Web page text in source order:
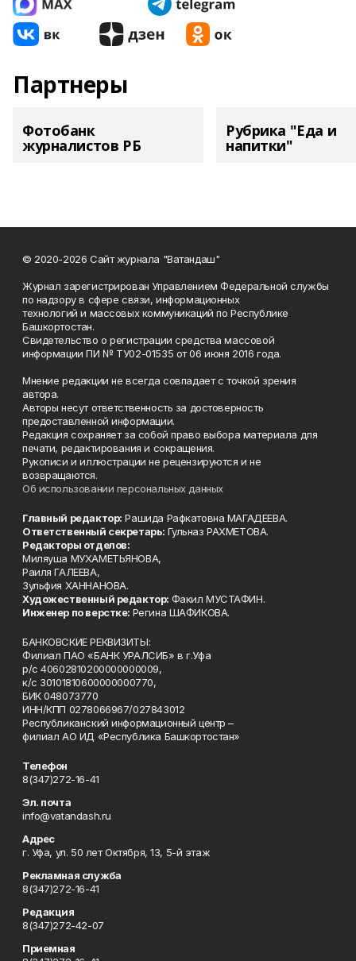
Партнеры
Фотобанк
журналистов РБ
Рубрика "Еда и
напитки"
© 2020-2026 Сайт журнала "Ватандаш"
Журнал зарегистрирован Управлением Федеральной службы
по надзору в сфере связи, информационных
технологий и массовых коммуникаций по Республике
Башкортостан.
Свидетельство о регистрации средства массовой
информации ПИ № ТУ02-01535 от 06 июня 2016 года.
Мнение редакции не всегда совпадает с точкой зрения
автора.
Авторы несут ответственность за достоверность
предоставленной информации.
Редакция сохраняет за собой право выбора материала для
печати, редактирования и сокращения.
Рукописи и иллюстрации не рецензируются и не
возвращаются.
Об использовании персональных данных
Главный редактор: Рашида Рафкатовна МАГАДЕЕВА.
Ответственный секретарь: Гульназ РАХМЕТОВА.
Редакторы отделов:
Миляуша МУХАМЕТЬЯНОВА,
Раиля ГАЛЕЕВА,
Зульфия ХАННАНОВА.
Художественный редактор: Факил МУСТАФИН.
Инженер по верстке: Регина ШАФИКОВА.
БАНКОВСКИЕ РЕКВИЗИТЫ:
Филиал ПАО «БАНК УРАЛСИБ» в г.Уфа
р/с 40602810200000000009,
к/с 30101810600000000770,
БИК 048073770
ИНН/КПП 0278066967/027843012
Республиканский информационный центр –
филиал АО ИД «Республика Башкортостан»
Телефон
8(347)272-16-41
Эл. почта
info@vatandash.ru
Адрес
г. Уфа, ул. 50 лет Октября, 13, 5-й этаж
Рекламная служба
8(347)272-16-41
Редакция
8(347)272-42-07
Приемная